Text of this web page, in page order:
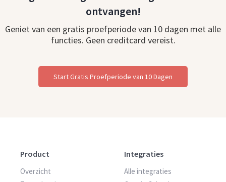
ontvangen!
Geniet van een gratis proefperiode van 10 dagen met alle
functies. Geen creditcard vereist.
Start Gratis Proefperiode van 10 Dagen
Product
Overzicht
Integraties
Alle integraties